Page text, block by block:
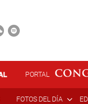
PORTAL
FOTOS DEL DÍA